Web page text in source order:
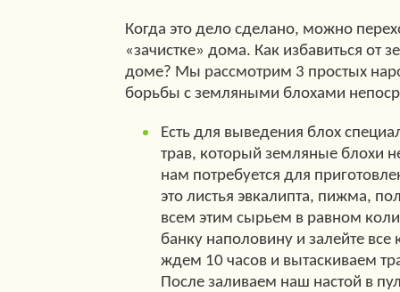
Когда это дело сделано, можно
«зачистке» дома. Как избавиться от
доме? Мы рассмотрим 3 простых
борьбы с земляными блохами
Есть для выведения блох
трав, который земляные блохи
нам потребуется для
это листья эвкалипта, пижма,
всем этим сырьем в равном
банку наполовину и залейте
ждем 10 часов и вытаскиваем
После заливаем наш настой в